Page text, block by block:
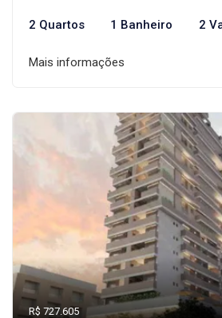
2 Quartos 1 Banheiro 2
Mais informações
R$ 727.605